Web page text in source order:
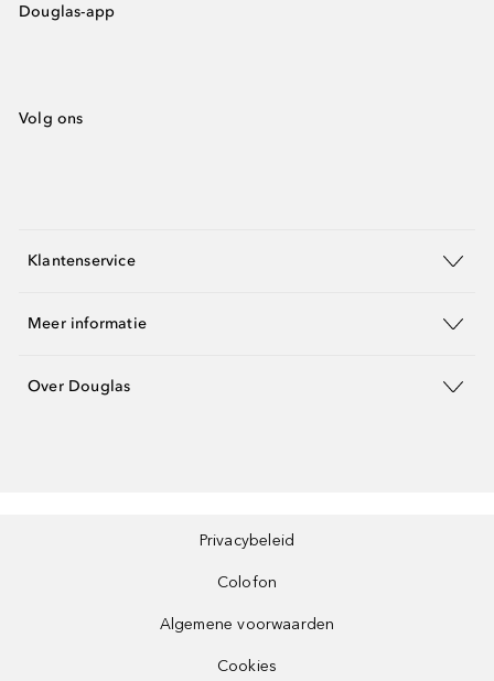
Douglas-app
Volg ons
Klantenservice
Meer informatie
Over Douglas
Privacybeleid
Colofon
Algemene voorwaarden
Cookies